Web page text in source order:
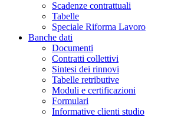
Scadenze contrattuali
Tabelle
Speciale Riforma Lavoro
Banche dati
Documenti
Contratti collettivi
Sintesi dei rinnovi
Tabelle retributive
Moduli e certificazioni
Formulari
Informative clienti studio